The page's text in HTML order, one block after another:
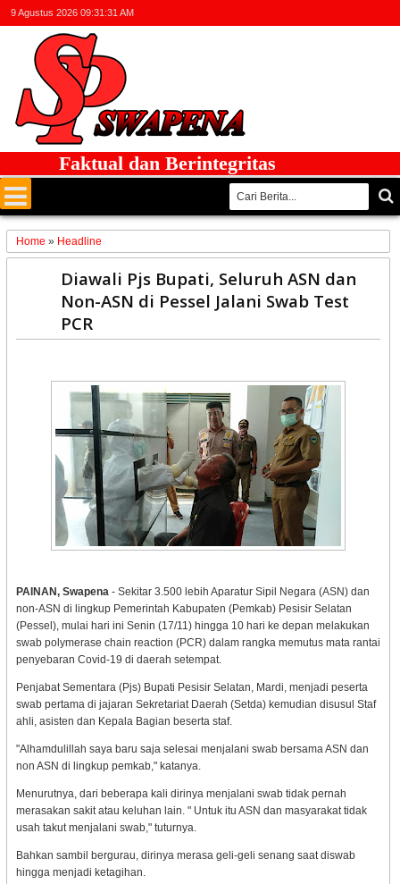
9 Agustus 2026 09:31:31 AM
Faktual dan Berintegritas
Home » Headline
Diawali Pjs Bupati, Seluruh ASN dan
Non-ASN di Pessel Jalani Swab Test
PCR
PAINAN, Swapena- Sekitar 3.500 lebih Aparatur Sipil Negara (ASN) dan
non-ASN di lingkup Pemerintah Kabupaten (Pemkab) Pesisir Selatan
(Pessel), mulai hari ini Senin (17/11) hingga 10 hari ke depan melakukan
swab polymerase chain reaction (PCR) dalam rangka memutus mata rantai
penyebaran Covid-19 di daerah setempat.
Penjabat Sementara (Pjs) Bupati Pesisir Selatan, Mardi, menjadi peserta
swab pertama di jajaran Sekretariat Daerah (Setda) kemudian disusul Staf
ahli, asisten dan Kepala Bagian beserta staf.
"Alhamdulillah saya baru saja selesai menjalani swab bersama ASN dan
non ASN di lingkup pemkab," katanya.
Menurutnya, dari beberapa kali dirinya menjalani swab tidak pernah
merasakan sakit atau keluhan lain. " Untuk itu ASN dan masyarakat tidak
usah takut menjalani swab," tuturnya.
Bahkan sambil bergurau, dirinya merasa geli-geli senang saat diswab
hingga menjadi ketagihan.